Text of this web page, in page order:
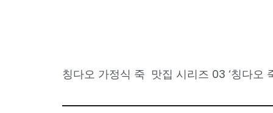
칭다오 가정식 죽 맛집 시리즈 03 ‘칭다오